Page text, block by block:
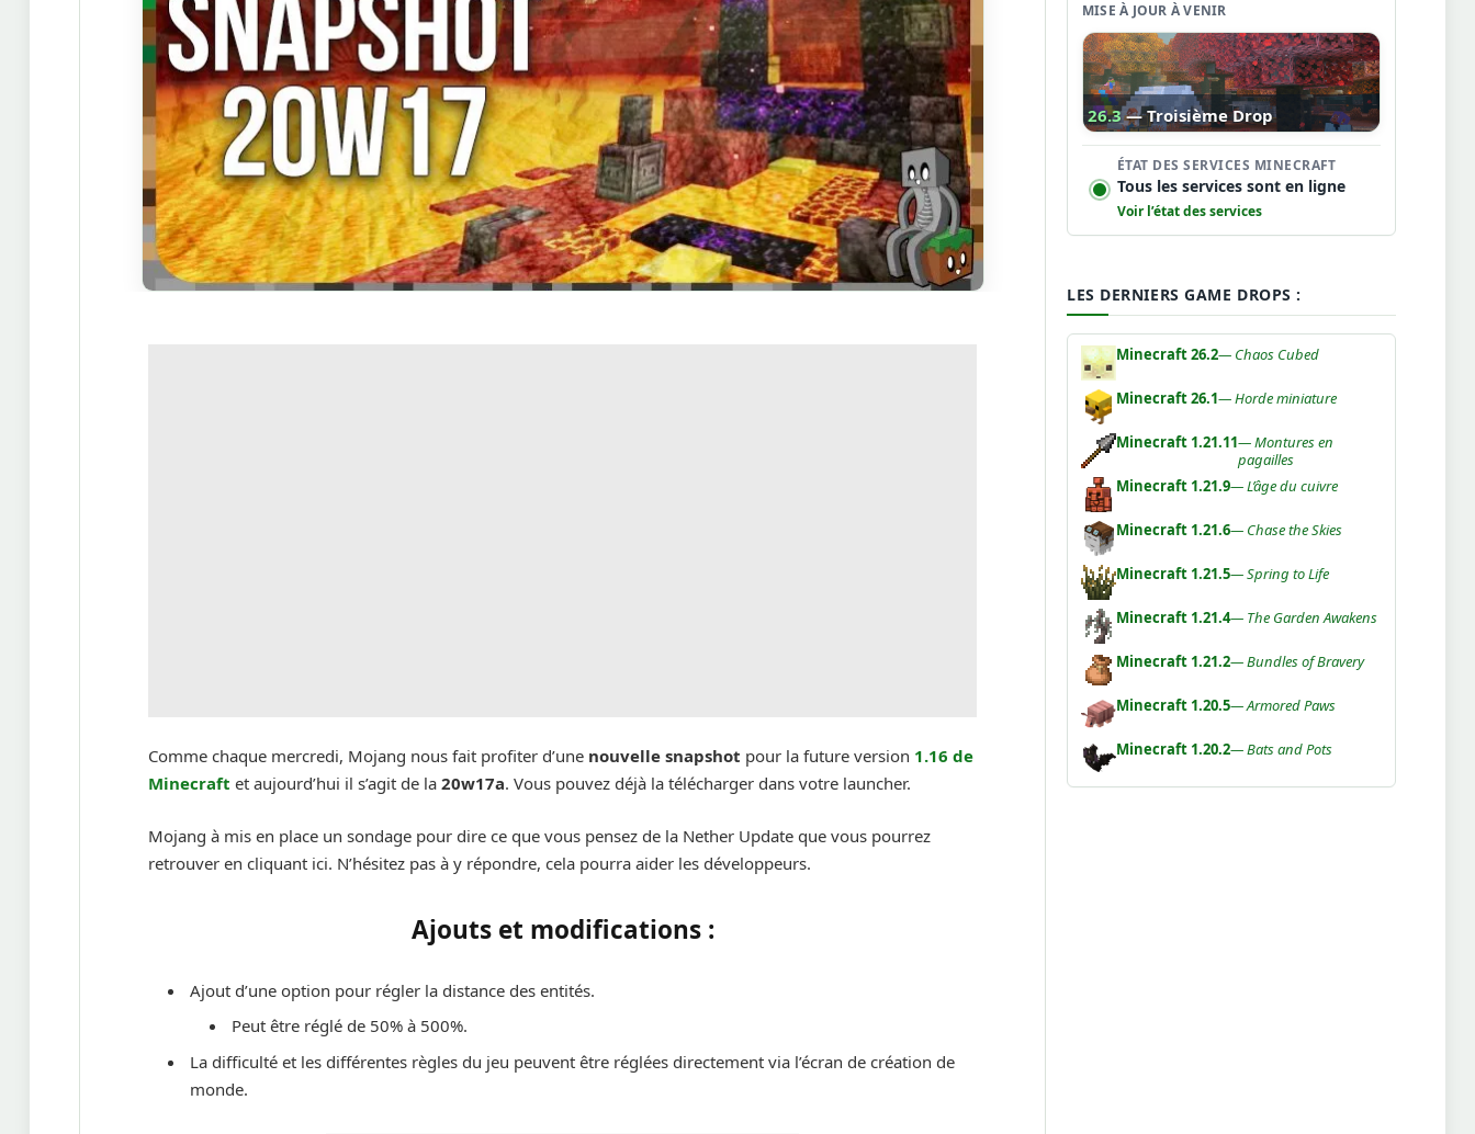
Comme chaque mercredi, Mojang nous fait profiter d’une nouvelle snapshot pour la future version 1.16 de
Minecraft et aujourd’hui il s’agit de la20w17a. Vous pouvez déjà la télécharger dans votre launcher.
Mojang à mis en place un sondage pour dire ce que vous pensez de la Nether Update que vous pourrez
retrouver en cliquant ici. N’hésitez pas à y répondre, cela pourra aider les développeurs.
Ajouts et modifications :
Ajout d’une option pour régler la distance des entités.
Peut être réglé de 50% à 500%.
La difficulté et les différentes règles du jeu peuvent être réglées directement via l’écran de création de
monde.
MISE À JOUR À VENIR
26.3 — Troisième Drop
ÉTAT DES SERVICES MINECRAFT
Tous les services sont en ligne
Voir l’état des services
LES DERNIERS GAME DROPS :
Minecraft 26.2— Chaos Cubed
Minecraft 26.1— Horde miniature
Minecraft 1.21.11— Montures en
pagailles
Minecraft 1.21.9— L’âge du cuivre
Minecraft 1.21.6— Chase the Skies
Minecraft 1.21.5— Spring to Life
Minecraft 1.21.4— The Garden Awakens
Minecraft 1.21.2— Bundles of Bravery
Minecraft 1.20.5— Armored Paws
Minecraft 1.20.2— Bats and Pots